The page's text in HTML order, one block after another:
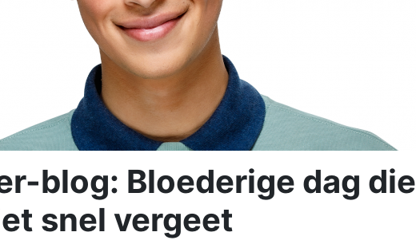
blog: Bloederige dag die
snel vergeet